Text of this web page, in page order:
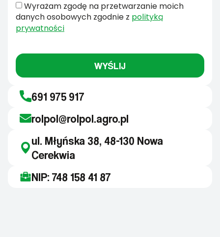
Wyrażam zgodę na przetwarzanie moich
danych osobowych zgodnie z polityką
prywatności
WYŚLIJ
691 975 917
rolpol@rolpol.agro.pl
ul. Młyńska 38, 48-130 Nowa
Cerekwia
NIP: 748 158 41 87